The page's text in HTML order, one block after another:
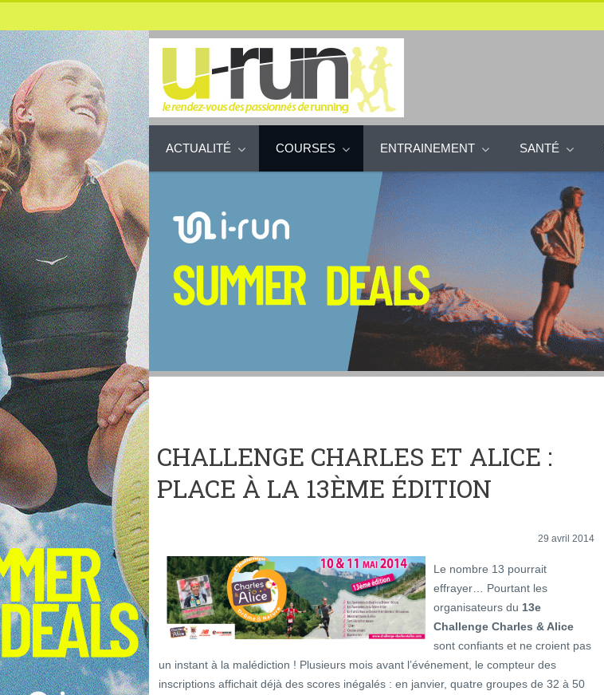
ACTUALITÉ COURSES ENTRAINEMENT SANTÉ
CHALLENGE CHARLES ET ALICE :
PLACE À LA 13ÈME ÉDITION
29 avril 2014
Le nombre 13 pourrait
effrayer… Pourtant les
organisateurs du 13e
Challenge Charles & Alice
sont confiants et ne croient pas
un instant à la malédiction ! Plusieurs mois avant l’événement, le compteur des
inscriptions affichait déjà des scores inégalés : en janvier, quatre groupes de 32 à 50